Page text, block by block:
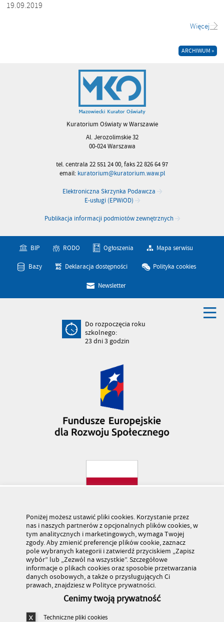
19.09.2019
Więcej
ARCHIWUM »
Kuratorium Oświaty w Warszawie
Al. Jerozolimskie 32
00-024 Warszawa
tel. centrala 22 551 24 00, faks 22 826 64 97
email: kuratorium@kuratorium.waw.pl
Elektroniczna Skrzynka Podawcza
E-usługi (EPWiOD)
Publikacja informacji podmiotów zewnętrznych
BIP RODO Ogłoszenia Mapa serwisu
Bazy Deklaracja dostępności Polityka cookies
Newsletter
Do rozpoczęcia roku
szkolnego:
23dni3godzin
Poniżej możesz ustawić pliki cookies. Korzystanie przez
nas i naszych partnerów z opcjonalnych plików cookies, w
tym analitycznych i marketingowych, wymaga Twojej
zgody. Aby zmienić preferencje plików cookie, zaznacz
pole wybranych kategorii i zatwierdź przyciskiem „Zapisz
wybór” lub „Zezwól na wszystkie”. Szczegółowe
informacje o plikach cookies oraz sposobie przetwarzania
danych osobowych, a także o przysługujących Ci
prawach, znajdziesz w Polityce prywatności.
Cenimy twoją prywatność
Techniczne pliki cookies